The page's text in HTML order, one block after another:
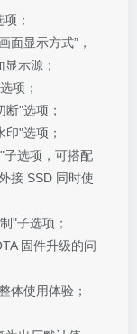
；
面显示方式”，
示源；
项；
"选项；
"选项；
选项，可搭配
接 SSD 同时使
"子选项；
固件升级的问
体使用体验；